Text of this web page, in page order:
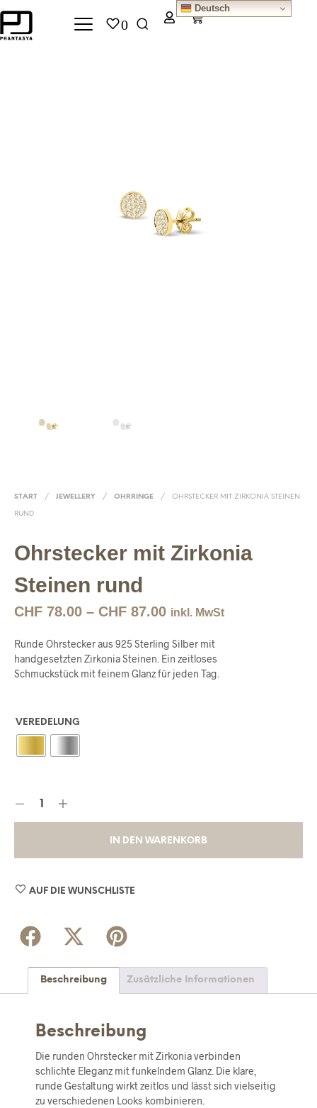
0
START / JEWELLERY / OHRRINGE / OHRSTECKER MIT ZIRKONIA STEINEN
RUND
Ohrstecker mit Zirkonia
Steinen rund
CHF 78.00 – CHF 87.00 inkl. MwSt
Runde Ohrstecker aus 925 Sterling Silber mit
handgesetzten Zirkonia Steinen. Ein zeitloses
Schmuckstück mit feinem Glanz für jeden Tag.
VEREDELUNG
IN DEN WARENKORB
AUF DIE WUNSCHLISTE
Beschreibung Zusätzliche Informationen
Beschreibung
Die runden Ohrstecker mit Zirkonia verbinden
schlichte Eleganz mit funkelndem Glanz. Die klare,
runde Gestaltung wirkt zeitlos und lässt sich vielseitig
zu verschiedenen Looks kombinieren.
Deutsch